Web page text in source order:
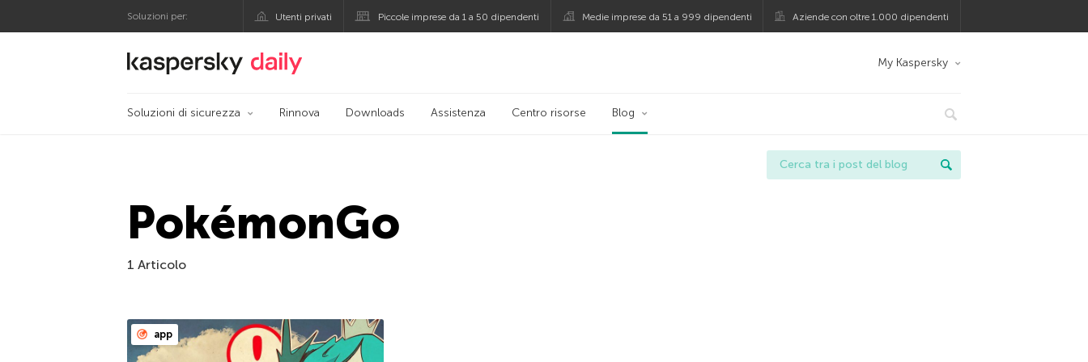
Soluzioni per: Utenti privati Piccole imprese da 1 a 50 dipendenti Medie imprese da 51 a 999 dipendenti Aziende con oltre 1.000 dipendenti
Blog ufficiale di Kaspersky My Kaspersky
Soluzioni di sicurezza Rinnova Downloads Assistenza Centro risorse Blog
PokémonGo
1 Articolo
app